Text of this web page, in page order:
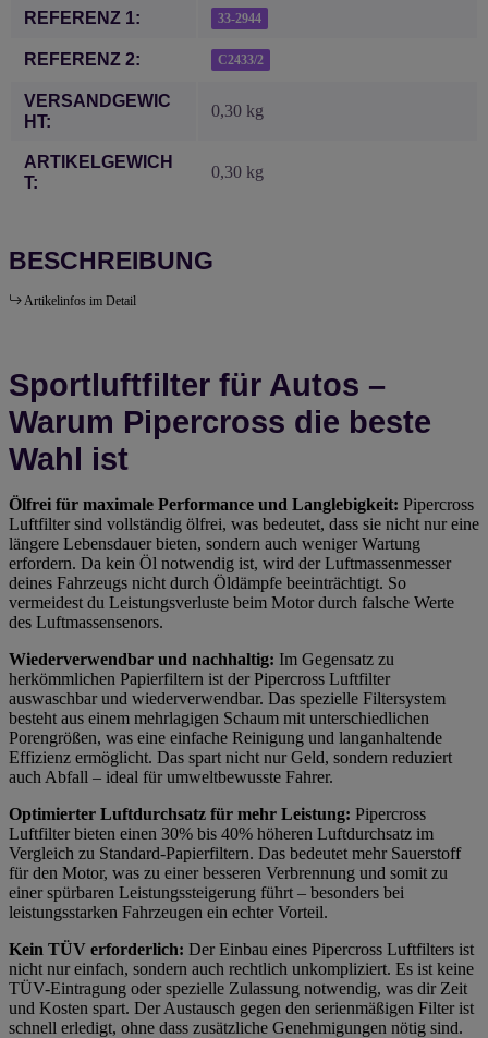
REFERENZ 1: 33-2944
REFERENZ 2: C2433/2
VERSANDGEWIC
HT:
0,30 kg
ARTIKELGEWICH
T:
0,30 kg
BESCHREIBUNG
Artikelinfos im Detail
Sportluftfilter für Autos –
Warum Pipercross die beste
Wahl ist
Ölfrei für maximale Performance und Langlebigkeit: Pipercross
Luftfilter sind vollständig ölfrei, was bedeutet, dass sie nicht nur eine
längere Lebensdauer bieten, sondern auch weniger Wartung
erfordern. Da kein Öl notwendig ist, wird der Luftmassenmesser
deines Fahrzeugs nicht durch Öldämpfe beeinträchtigt. So
vermeidest du Leistungsverluste beim Motor durch falsche Werte
des Luftmassensenors.
Wiederverwendbar und nachhaltig: Im Gegensatz zu
herkömmlichen Papierfiltern ist der Pipercross Luftfilter
auswaschbar und wiederverwendbar. Das spezielle Filtersystem
besteht aus einem mehrlagigen Schaum mit unterschiedlichen
Porengrößen, was eine einfache Reinigung und langanhaltende
Effizienz ermöglicht. Das spart nicht nur Geld, sondern reduziert
auch Abfall – ideal für umweltbewusste Fahrer.
Optimierter Luftdurchsatz für mehr Leistung: Pipercross
Luftfilter bieten einen 30% bis 40% höheren Luftdurchsatz im
Vergleich zu Standard-Papierfiltern. Das bedeutet mehr Sauerstoff
für den Motor, was zu einer besseren Verbrennung und somit zu
einer spürbaren Leistungssteigerung führt – besonders bei
leistungsstarken Fahrzeugen ein echter Vorteil.
Kein TÜV erforderlich: Der Einbau eines Pipercross Luftfilters ist
nicht nur einfach, sondern auch rechtlich unkompliziert. Es ist keine
TÜV-Eintragung oder spezielle Zulassung notwendig, was dir Zeit
und Kosten spart. Der Austausch gegen den serienmäßigen Filter ist
schnell erledigt, ohne dass zusätzliche Genehmigungen nötig sind.